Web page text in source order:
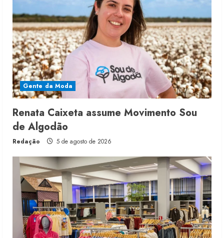
Gente da Moda
Renata Caixeta assume Movimento Sou
de Algodão
Redação 5 de agosto de 2026